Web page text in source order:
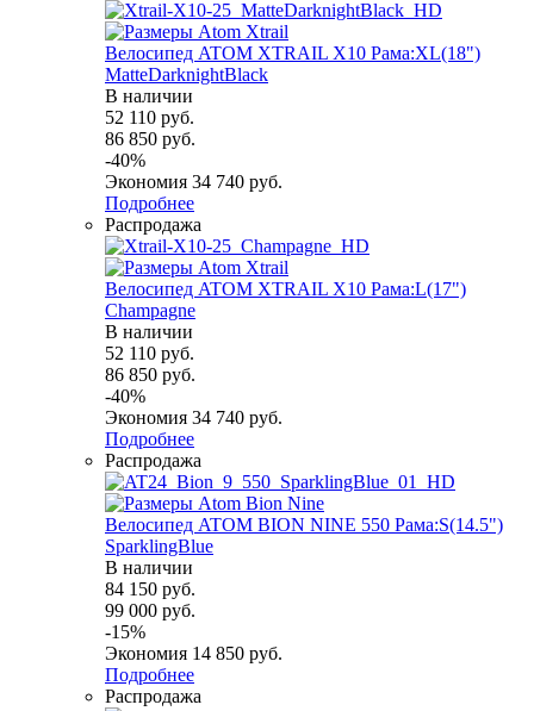
Велосипед ATOM XTRAIL X10 Рама:XL(18")
MatteDarknightBlack
В наличии
52 110 руб.
86 850 руб.
-40%
Экономия 34 740 руб.
Подробнее
Распродажа
Велосипед ATOM XTRAIL X10 Рама:L(17")
Champagne
В наличии
52 110 руб.
86 850 руб.
-40%
Экономия 34 740 руб.
Подробнее
Распродажа
Велосипед ATOM BION NINE 550 Рама:S(14.5")
SparklingBlue
В наличии
84 150 руб.
99 000 руб.
-15%
Экономия 14 850 руб.
Подробнее
Распродажа